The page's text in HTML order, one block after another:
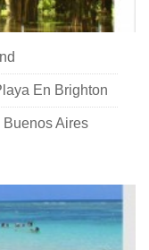
En Brighton
Aires